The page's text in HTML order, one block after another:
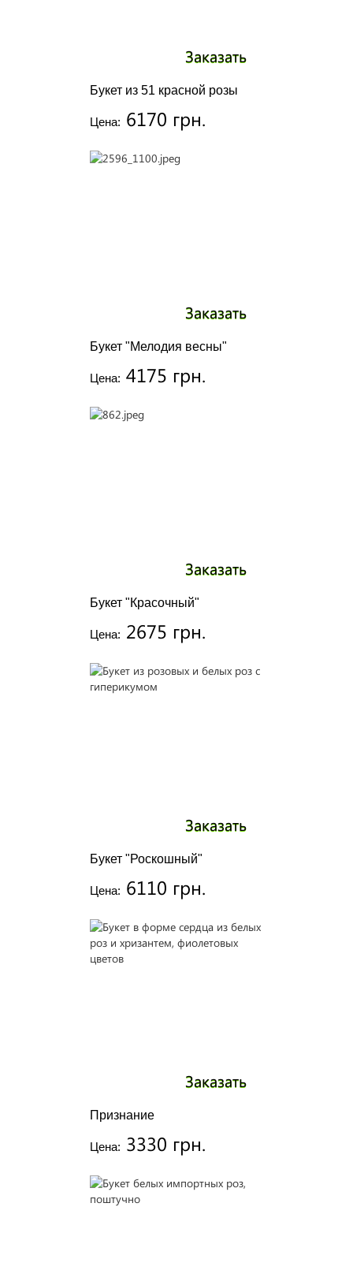
Букет из 51 красной розы
Цена: 6170 грн.
Заказать
Букет "Мелодия весны"
Цена: 4175 грн.
Заказать
Букет "Красочный"
Цена: 2675 грн.
Заказать
Букет "Роскошный"
Цена: 6110 грн.
Заказать
Признание
Цена: 3330 грн.
Заказать